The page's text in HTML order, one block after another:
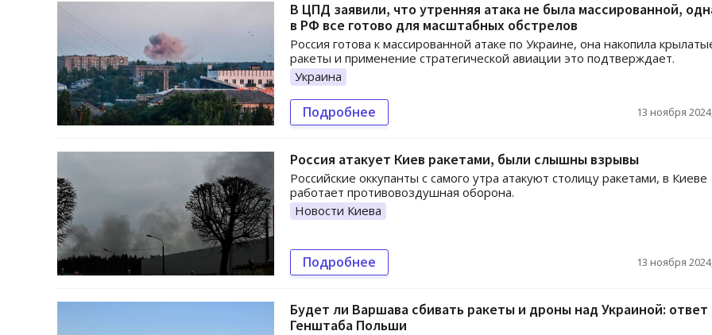
В ЦПД заявили, что утренняя атака не была массированной,
в РФ все готово для масштабных обстрелов
Россия готова к массированной атаке по Украине, она накопила
ракеты и применение стратегической авиации это подтверждает.
Украина
Подробнее 13 ноября
Россия атакует Киев ракетами, были слышны взрывы
Российские оккупанты с самого утра атакуют столицу ракетами, в Киеве
работает противовоздушная оборона.
Новости Киева
Подробнее 13 ноября
Будет ли Варшава сбивать ракеты и дроны над Украиной: ответ
Генштаба Польши